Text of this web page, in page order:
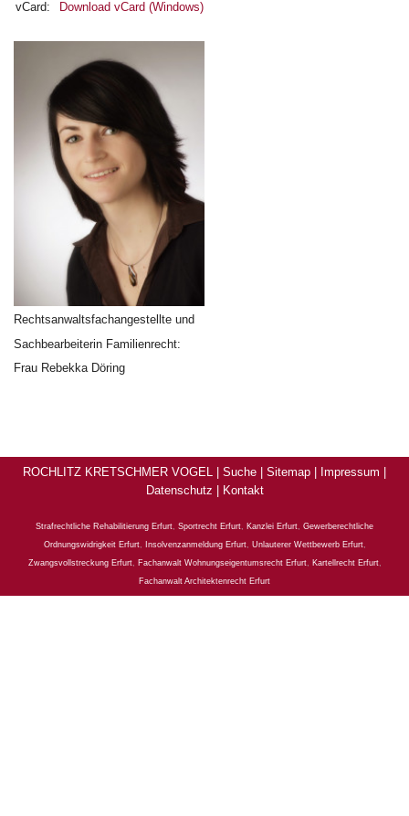
vCard:
Download vCard (Windows)
Rechtsanwaltsfachangestellte und
Sachbearbeiterin Familienrecht:
Frau Rebekka Döring
ROCHLITZ KRETSCHMER VOGEL | Suche Sitemap Impressum
Datenschutz
Kontakt
Strafrechtliche Rehabilitierung Erfurt Sportrecht Erfurt Kanzlei Erfurt Gewerberechtliche
Ordnungswidrigkeit Erfurt, Insolvenzanmeldung Erfurt, Unlauterer Wettbewerb Erfurt,
Zwangsvollstreckung Erfurt, Fachanwalt Wohnungseigentumsrecht Erfurt, Kartellrecht Erfurt,
Fachanwalt Architektenrecht Erfurt